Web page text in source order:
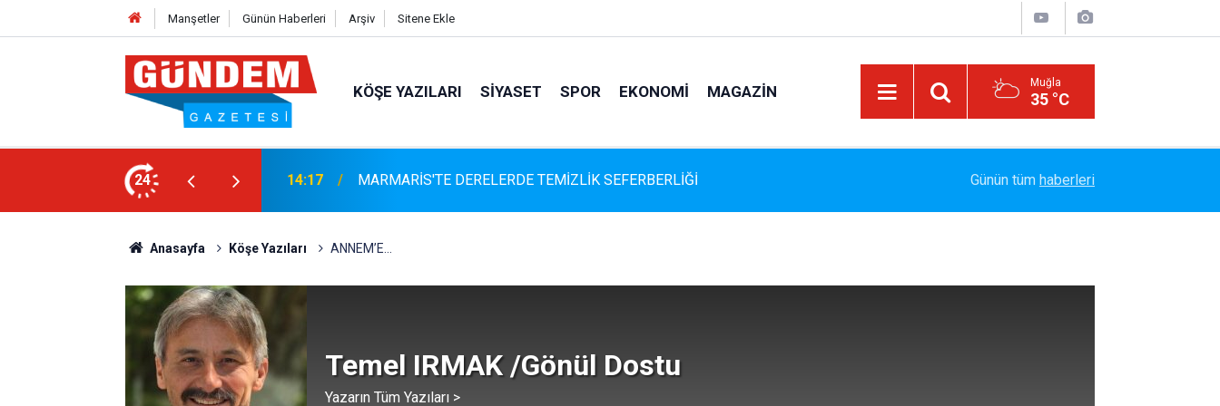
Manşetler Günün Haberleri Arşiv Sitene Ekle
KÖŞE YAZILARI SIYASET SPOR EKONOMI MAGAZIN Muğla
35 °C
24
SEFERBERLİĞİ 13:23 Bayram Arıcı: "Biz Bir Aileyiz" Anlayışıyla 12 Yılı Aşan Muhtarlık Hizmeti
“SARIŞINIM”A YENİ NEFES
Günün tüm haberleri
Anasayfa Köşe Yazıları ANNEM’E…
Temel IRMAK /Gönül Dostu
Yazarın Tüm Yazıları >